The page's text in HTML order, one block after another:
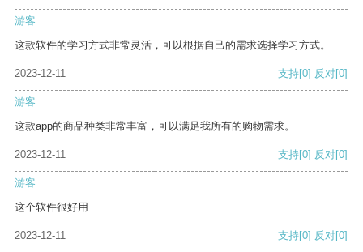
游客
这款软件的学习方式非常灵活，可以根据自己的需求选择学习方式。
2023-12-11 支持[0] 反对[0]
游客
这款app的商品种类非常丰富，可以满足我所有的购物需求。
2023-12-11 支持[0] 反对[0]
游客
这个软件很好用
2023-12-11 支持[0] 反对[0]